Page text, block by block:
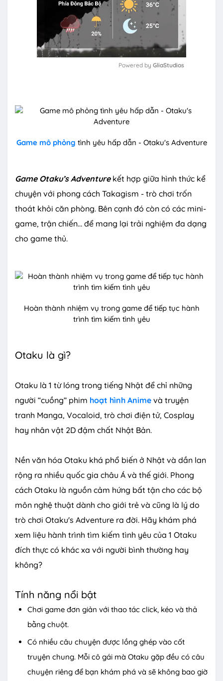
e
Powered by GliaStudios
Game mô phỏng tình yêu hấp dẫn - Otaku's Adventure
Game Otaku’s Adventure kết hợp giữa hình thức kể
chuyện với phong cách Takagism - trò chơi trốn
thoát khỏi căn phòng. Bên cạnh đó còn có các mini-
game, trận chiến… để mang lại trải nghiệm đa dạng
cho game thủ.
Hoàn thành nhiệm vụ trong game để tiếp tục hành
trình tìm kiếm tình yêu
Otaku là gì?
Otaku là 1 từ lóng trong tiếng Nhật để chỉ những
người “cuồng” phim hoạt hình Anime và truyện
tranh Manga, Vocaloid, trò chơi điện tử, Cosplay
hay nhân vật 2D đậm chất Nhật Bản.
Nền văn hóa Otaku khá phổ biến ở Nhật và dần lan
rộng ra nhiều quốc gia châu Á và thế giới. Phong
cách Otaku là nguồn cảm hứng bất tận cho các bộ
môn nghệ thuật dành cho giới trẻ và cũng là lý do
trò chơi Otaku's Adventure ra đời. Hãy khám phá
xem liệu hành trình tìm kiếm tình yêu của 1 Otaku
đích thực có khác xa với người bình thường hay
không?
Tính năng nổi bật
Chơi game đơn giản với thao tác click, kéo và thả
bằng chuột.
Có nhiều câu chuyện được lồng ghép vào cốt
truyện chung. Mỗi cô gái mà Otaku gặp đều có câu
chuyện riêng để bạn khám phá và sẽ không bao giờ